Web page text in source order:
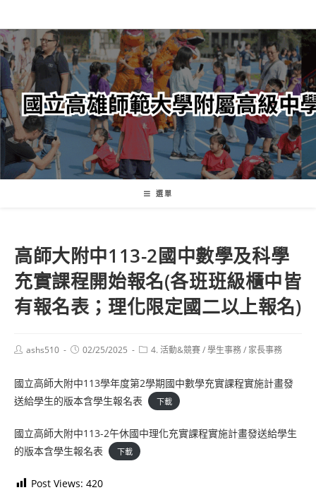
轉
至
主
內
容
選單
高師大附中113-2國中數學及科學
充實課程開始報名(各班班級櫃中皆
有報名表；理化限定國二以上報名)
Postashs510
Post02/25/2025
Post4. 活動&競賽/學生事務/ 家長事務
國立高師大附中113學年度第2學期國中數學充實課程實施計畫發
送給學生的版本含學生報名表
下載
國立高師大附中113-2午休國中理化充實課程實施計畫發送給學生
的版本含學生報名表
下載
Post Views: 420